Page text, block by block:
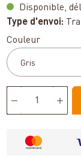
Disponible,
Type d'envoi:
Sélectionnez
Couleur